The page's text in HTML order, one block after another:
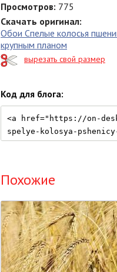
Просмотров: 775
Скачать оригинал:
Обои Спелые колосья
крупным планом
вырезать свой размер
Код для блога:
Похожие